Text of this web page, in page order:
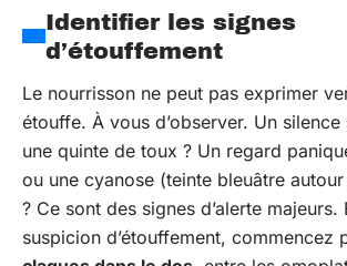
Identifier les signes
d’étouffement
Le nourrisson ne peut pas exprimer
étouffe. À vous d’observer. Un
une quinte de toux ? Un regard
ou une cyanose (teinte bleuâtre
? Ce sont des signes d’alerte majeurs.
suspicion d’étouffement, commencez